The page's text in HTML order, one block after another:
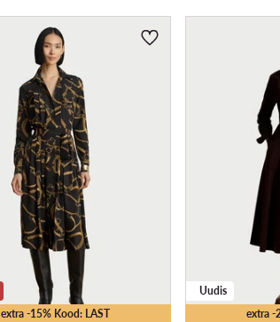
extra -15% Kood: LAST extra -
Uudis